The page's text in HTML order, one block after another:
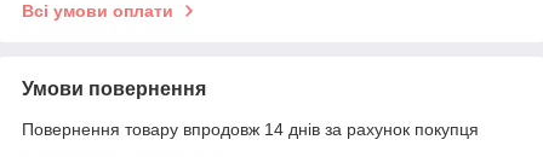
Всі умови оплати
Умови повернення
Повернення товару впродовж 14 днів за рахунок покупця